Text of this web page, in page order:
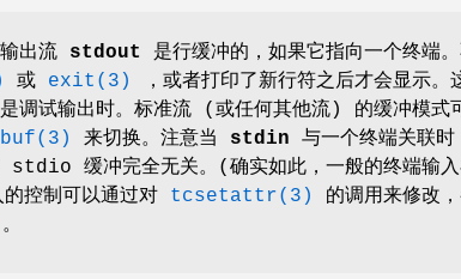
出流 stdout
是行缓冲的，如果它指向一个终端
或 exit(3)
，或者打印了新行符之后才会显示。
是调试输出时。标准流 (或任何其他流) 的缓冲模式
来切换。注意当 stdin 与一个终端关联时
stdio 缓冲完全无关。(确实如此，一般的终端输入
控制可以通过对 tcsetattr(3)
的调用来修改
。